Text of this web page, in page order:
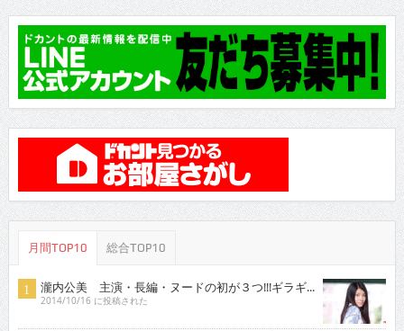
月間TOP10 総合TOP10
瀧内公美 主演・長編・ヌードの初が３つ!!!ギラギ...
2014/10/16 に投稿された